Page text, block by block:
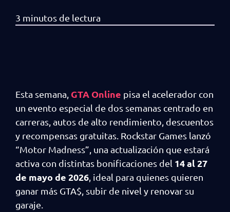
Esta semana, GTA Online pisa el acelerador con
un evento especial de dos semanas centrado en
carreras, autos de alto rendimiento, descuentos
y recompensas gratuitas. Rockstar Games lanzó
“Motor Madness”, una actualización que estará
activa con distintas bonificaciones del 14 al 27
de mayo de 2026 , ideal para quienes quieren
ganar más GTA$, subir de nivel y renovar su
garaje.